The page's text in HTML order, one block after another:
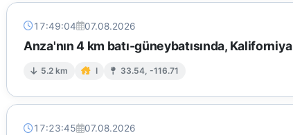
17:49:04 07.08.2026
Anza'nın 4 km batı-güneybatısında, Kaliforniya
5.2 km I 33.54, -116.71
17:23:45 07.08.2026